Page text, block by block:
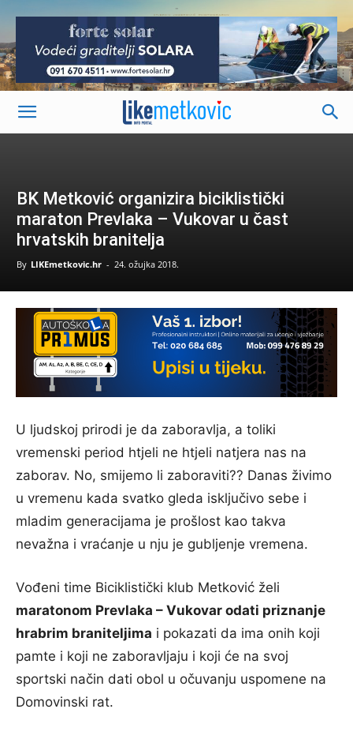
-
BK Metković organizira biciklistički
maraton Prevlaka – Vukovar u čast
hrvatskih branitelja
By LIKEmetkovic.hr - 24. ožujka 2018.
U ljudskoj prirodi je da zaboravlja, a toliki
vremenski period htjeli ne htjeli natjera nas na
zaborav. No, smijemo li zaboraviti?? Danas živimo
u vremenu kada svatko gleda isključivo sebe i
mladim generacijama je prošlost kao takva
nevažna i vraćanje u nju je gubljenje vremena.
Vođeni time Biciklistički klub Metković želi
maratonom Prevlaka – Vukovar odati priznanje
hrabrim braniteljima i pokazati da ima onih koji
pamte i koji ne zaboravljaju i koji će na svoj
sportski način dati obol u očuvanju uspomene na
Domovinski rat.